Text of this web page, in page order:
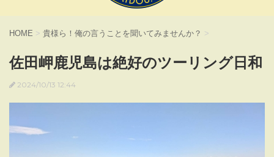
HOME > 貴様ら！俺の言うことを聞いてみませんか？ >
佐田岬鹿児島は絶好のツーリング日和
2024/10/13 12:44